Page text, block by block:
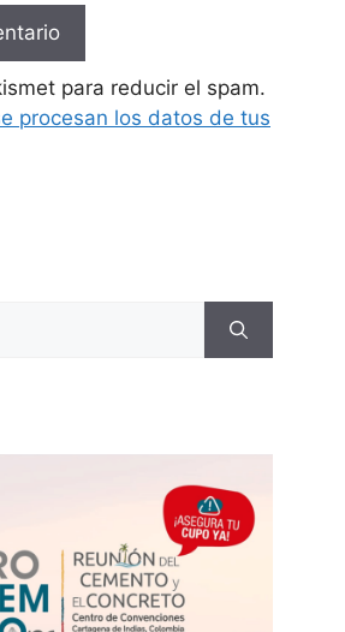
para reducir el spam.
procesan los datos de tus